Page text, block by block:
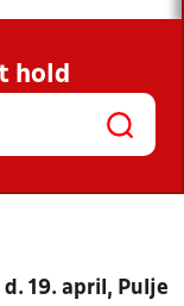
OG NYHEDER
OG
hold
d. 19. april, Pulje